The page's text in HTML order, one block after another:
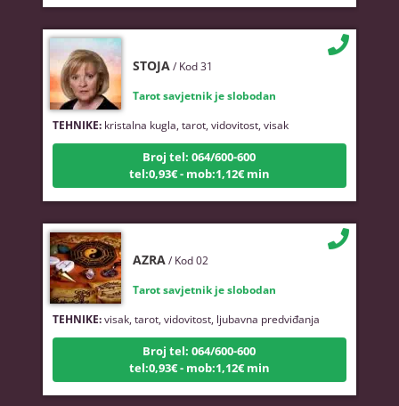
TEHNIKE:kristalna kugla, tarot, vidovitost, visak
Broj tel: 064/600-600
tel:0,93€ - mob:1,12€ min
TEHNIKE:visak, tarot, vidovitost, ljubavna predviđanja
Broj tel: 064/600-600
tel:0,93€ - mob:1,12€ min